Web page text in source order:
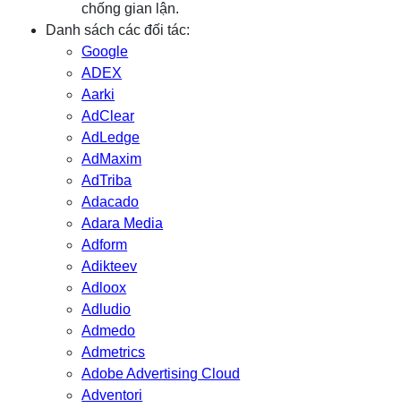
chống gian lận.
Danh sách các đối tác:
Google
ADEX
Aarki
AdClear
AdLedge
AdMaxim
AdTriba
Adacado
Adara Media
Adform
Adikteev
Adloox
Adludio
Admedo
Admetrics
Adobe Advertising Cloud
Adventori